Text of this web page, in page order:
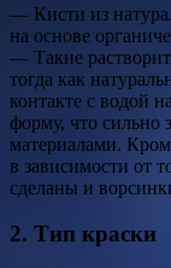
— Кисти из
на основе
— Такие
тогда как
контакте с водой
форму, что сильно
материалами.
в зависимости от
сделаны и
2. Тип краски